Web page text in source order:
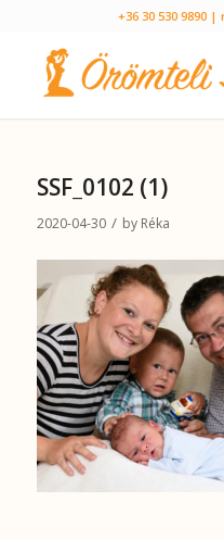
+36 30 530 9890 |
SSF_0102 (1)
2020-04-30 / by Réka